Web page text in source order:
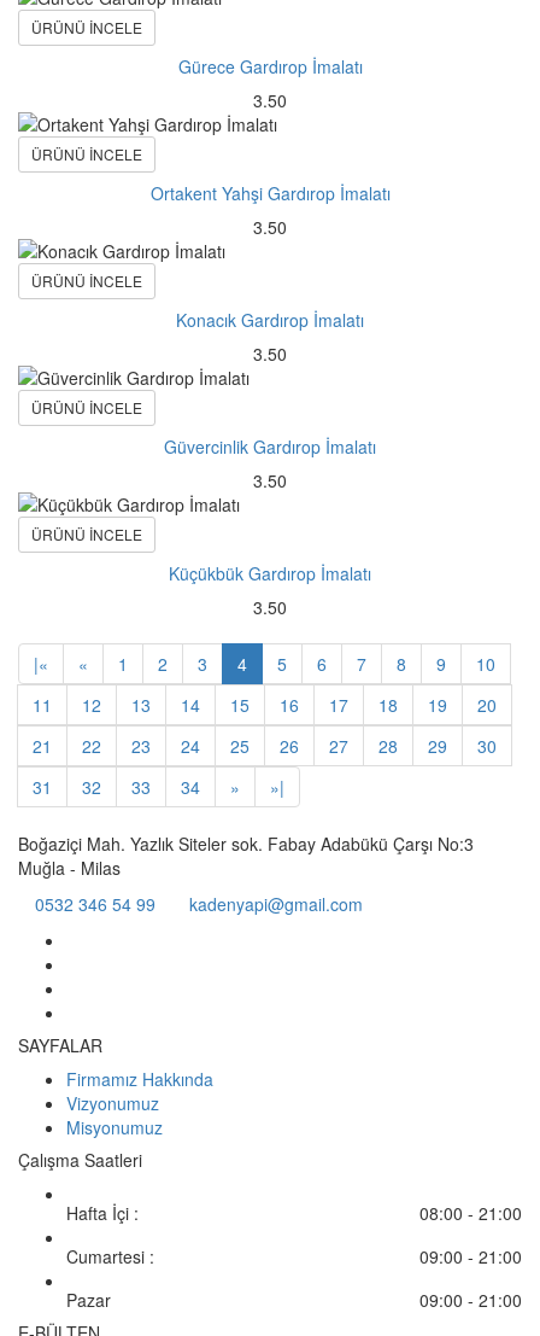
ÜRÜNÜ İNCELE
Gürece Gardırop İmalatı
3.50
ÜRÜNÜ İNCELE
Ortakent Yahşi Gardırop İmalatı
3.50
ÜRÜNÜ İNCELE
Konacık Gardırop İmalatı
3.50
ÜRÜNÜ İNCELE
Güvercinlik Gardırop İmalatı
3.50
ÜRÜNÜ İNCELE
Küçükbük Gardırop İmalatı
3.50
|« « 1 2 3 4 5 6 7 8 9
10
11
12 13 14 15 16 17 18 19
20
21
22 23 24 25 26 27 28 29
30
31
32 33 34 » »|
Boğaziçi Mah. Yazlık Siteler sok. Fabay Adabükü Çarşı No:3
Muğla - Milas
0532 346 54 99
kadenyapi@gmail.com
SAYFALAR
Firmamız Hakkında
Vizyonumuz
Misyonumuz
Çalışma Saatleri
Hafta İçi :
08:00 - 21:00
Cumartesi :
09:00 - 21:00
Pazar
09:00 - 21:00